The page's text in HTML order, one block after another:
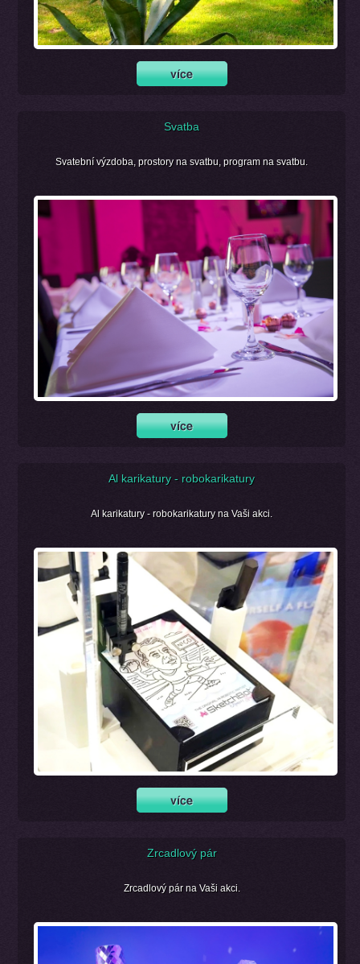
Svatba
Svatební výzdoba, prostory na svatbu, program na svatbu.
Al karikatury - robokarikatury
Al karikatury - robokarikatury na Vaši akci.
Zrcadlový pár
Zrcadlový pár na Vaši akci.